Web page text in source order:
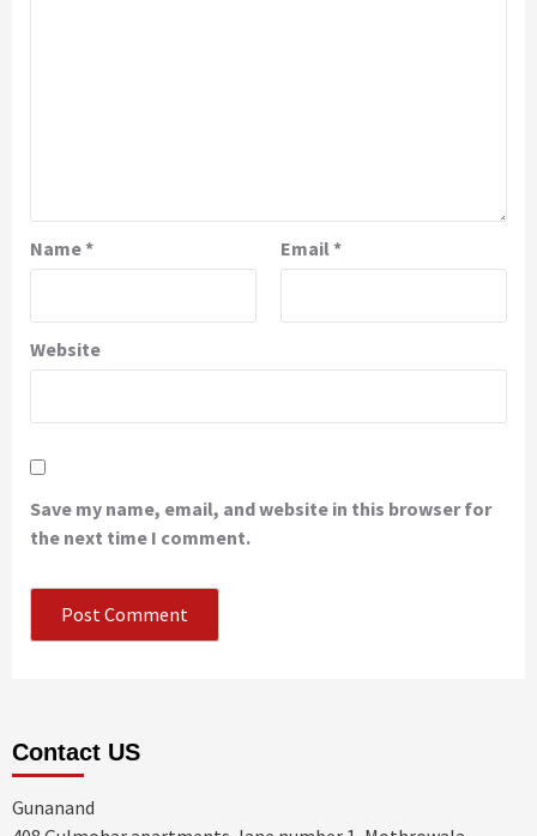
Name* Email *
Website
Save my name, email, and website in this browser for
the next time I comment.
Contact US
Gunanand